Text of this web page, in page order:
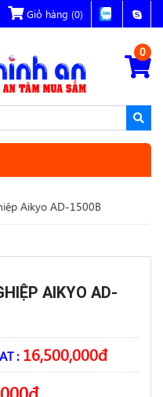
Giỏ hàng (0)
0
Aikyo AD-1500B
AIKYO AD-
:16,500,000đ